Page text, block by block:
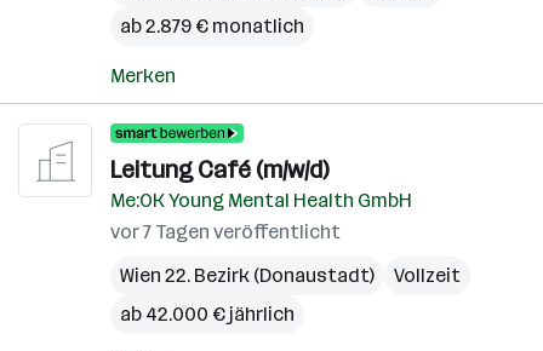
ab 2.879 € monatlich
Merken
Leitung Café (m/w/d)
Me:OK Young Mental Health GmbH
vor 7 Tagen veröffentlicht
Wien 22. Bezirk (Donaustadt)
Vollzeit
ab 42.000 € jährlich